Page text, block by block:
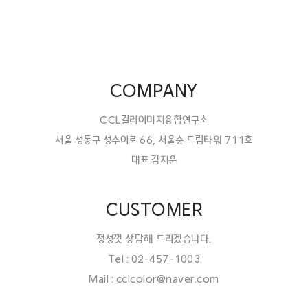
COMPANY
CCL컬러이미지융합연구소
서울 성동구 성수이로 66, 서울숲 드림타워 711호
대표 김지운
CUSTOMER
정성껏 상담해 드리겠습니다.
Tel : 02-457-1003
Mail : cclcolor@naver.com